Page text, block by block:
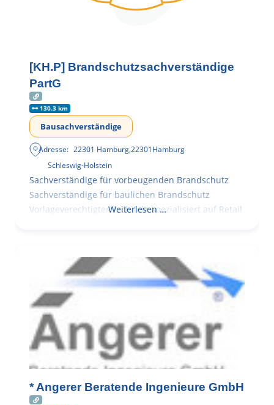
[KH.P] Brandschutzsachverständige
PartG
130.3 km
Bausachverständige
Adresse: 22301 Hamburg,22301Hamburg
Schleswig-Holstein
Sachverständige für vorbeugenden Brandschutz
Sachverständige für baulichen Brandschutz
Vorlageverechtigter Architekt spezialisiert auf Retail
Weiterlesen …
* Angerer Beratende Ingenieure GmbH